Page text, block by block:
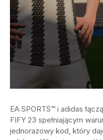
EA SPORTS™ i adidas
FIFY 23 spełniającym
jednorazowy kod, który